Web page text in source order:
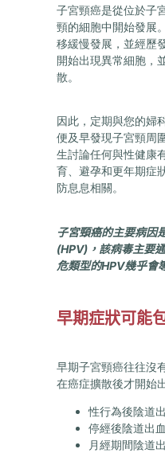
子宮頸癌是從位於子
頸的細胞中開始發展
移緩慢發展，並經歷
開始出現異常細胞，
散。
因此，定期與您的婦
便及早發現子宮頸周
生討論任何與性健康
育、避孕和更年期症
防息息相關。
子宮頸癌的主要病因
(HPV) ，該病毒主要
危類型的HPV幾乎會
早期症狀可能
早期子宮頸癌往往沒
在癌症擴散後才開始
性行為後陰道
停經後陰道出血
月經期間陰道